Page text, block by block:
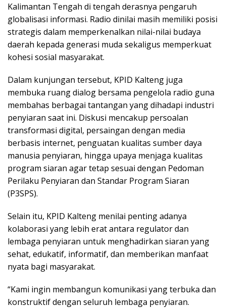
Kalimantan Tengah di tengah derasnya pengaruh
globalisasi informasi. Radio dinilai masih memiliki posisi
strategis dalam memperkenalkan nilai-nilai budaya
daerah kepada generasi muda sekaligus memperkuat
kohesi sosial masyarakat.
Dalam kunjungan tersebut, KPID Kalteng juga
membuka ruang dialog bersama pengelola radio guna
membahas berbagai tantangan yang dihadapi industri
penyiaran saat ini. Diskusi mencakup persoalan
transformasi digital, persaingan dengan media
berbasis internet, penguatan kualitas sumber daya
manusia penyiaran, hingga upaya menjaga kualitas
program siaran agar tetap sesuai dengan Pedoman
Perilaku Penyiaran dan Standar Program Siaran
(P3SPS).
Selain itu, KPID Kalteng menilai penting adanya
kolaborasi yang lebih erat antara regulator dan
lembaga penyiaran untuk menghadirkan siaran yang
sehat, edukatif, informatif, dan memberikan manfaat
nyata bagi masyarakat.
“Kami ingin membangun komunikasi yang terbuka dan
konstruktif dengan seluruh lembaga penyiaran.